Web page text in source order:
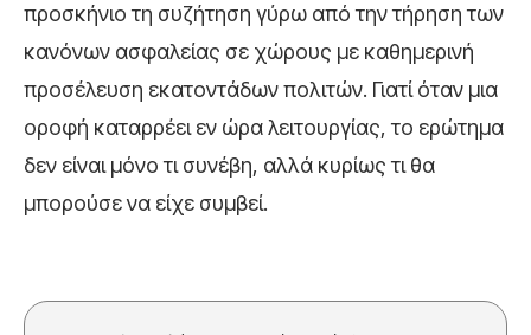
προσκήνιο τη συζήτηση γύρω από την τήρηση των
κανόνων ασφαλείας σε χώρους με καθημερινή
προσέλευση εκατοντάδων πολιτών. Γιατί όταν μια
οροφή καταρρέει εν ώρα λειτουργίας, το ερώτημα
δεν είναι μόνο τι συνέβη, αλλά κυρίως τι θα
μπορούσε να είχε συμβεί.